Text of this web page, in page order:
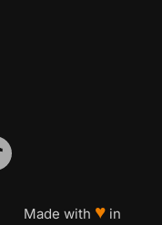
Made with ♥ in